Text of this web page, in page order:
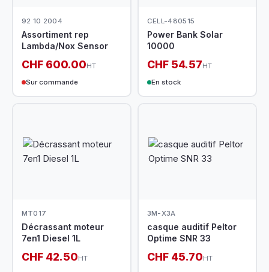
92 10 2004
Assortiment rep
Lambda/Nox Sensor
CHF 600.00HT
Sur commande
CELL-480515
Power Bank Solar
10000
CHF 54.57HT
En stock
MT017
Décrassant moteur
7en1 Diesel 1L
CHF 42.50HT
3M-X3A
casque auditif Peltor
Optime SNR 33
CHF 45.70HT